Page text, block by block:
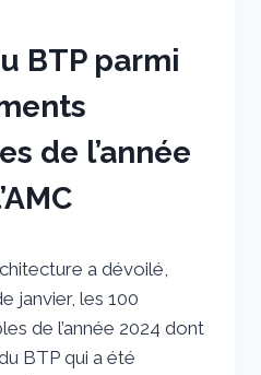
BTP parmi
de l’année
a dévoilé,
janvier, les 100
de l’année 2024 dont
BTP qui a été